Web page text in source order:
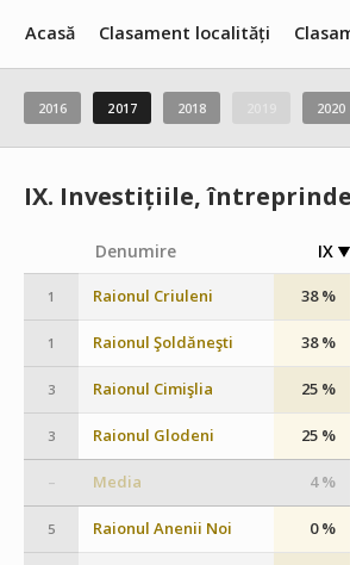
Acasă Clasament localități
2016 2017 2018 2020
IX. Investițiile,
Denumire IX
1 Raionul Criuleni 38 %
1 Raionul Şoldăneşti 38 %
3 Raionul Cimişlia 25 %
3 Raionul Glodeni 25 %
– Media 4 %
5 Raionul Anenii Noi 0 %